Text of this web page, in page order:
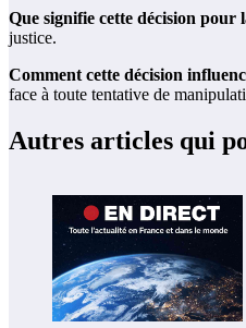
Que signifie cette décision pour
justice.
Comment cette décision
face à toute tentative de
Autres articles qui